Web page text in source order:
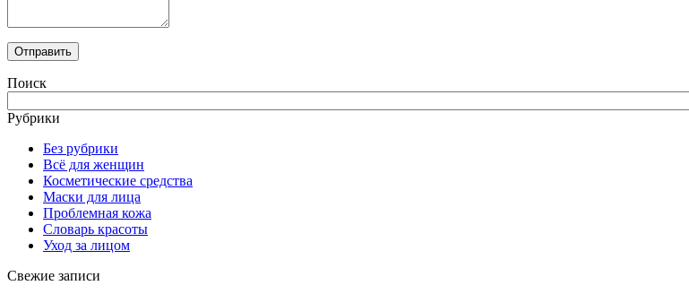
Поиск
Рубрики
Без рубрики
Всё для женщин
Косметические средства
Маски для лица
Проблемная кожа
Словарь красоты
Уход за лицом
Свежие записи